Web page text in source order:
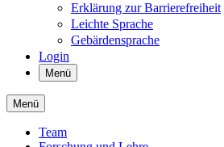
Erklärung zur Barrierefreiheit
Leichte Sprache
Gebärdensprache
Login
Menü
Menü
Team